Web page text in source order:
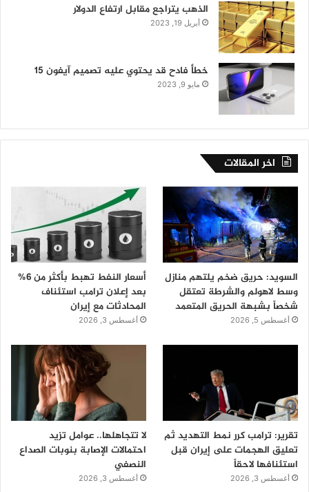
الذهب يتراجع مقابل ارتفاع الدولار
أبريل 19, 2023
خطأ فادح قد يحتوي عليه تصميم آيفون 15
مايو 9, 2023
اخر المقالات
السويد: حريق ضخم يلتهم منازل
وسط لاهولم والشرطة تعتقل
شخصاً بشبهة الحريق المتعمد
أغسطس 5, 2026
أسعار النفط تهبط بأكثر من 6%
بعد إعلان ترامب استئناف
المحادثات مع إيران
أغسطس 3, 2026
تقرير: ترامب كرر نمط التهديد ثم
تعليق الهجمات على إيران قبل
استئنافها لاحقاً
أغسطس 3, 2026
لا تتجاهلها.. عوامل تزيد
احتمالات الإصابة بنوبات الصداع
النصفي
أغسطس 3, 2026